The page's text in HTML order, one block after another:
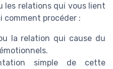
les relations qui vous lient
comment procéder :
la relation qui cause du
simple de cette